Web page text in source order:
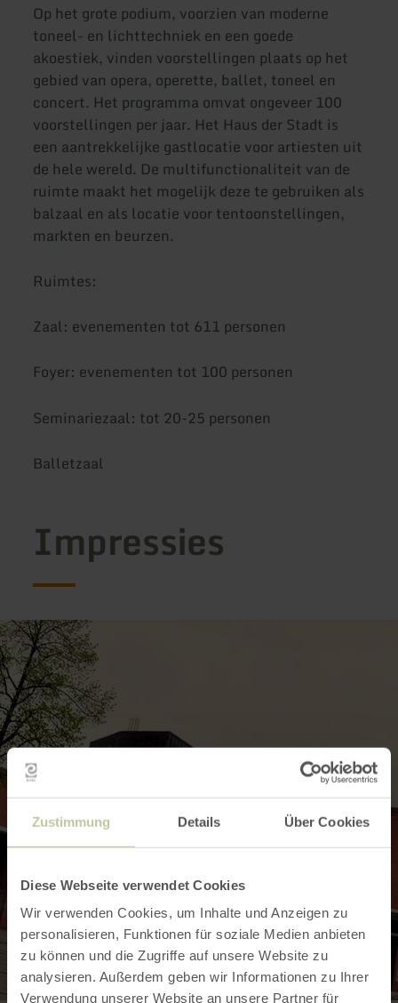
Zustimmung Details Über Cookies
Diese Webseite verwendet Cookies
Wir verwenden Cookies, um Inhalte und Anzeigen zu
personalisieren, Funktionen für soziale Medien anbieten
zu können und die Zugriffe auf unsere Website zu
analysieren. Außerdem geben wir Informationen zu Ihrer
Verwendung unserer Website an unsere Partner für
Op het grote podium, voorzien van moderne
toneel- en lichttechniek en een goede
akoestiek, vinden voorstellingen plaats op het
gebied van opera, operette, ballet, toneel en
concert. Het programma omvat ongeveer 100
voorstellingen per jaar. Het Haus der Stadt is
een aantrekkelijke gastlocatie voor artiesten uit
de hele wereld. De multifunctionaliteit van de
ruimte maakt het mogelijk deze te gebruiken als
balzaal en als locatie voor tentoonstellingen,
markten en beurzen.
Ruimtes:
Zaal: evenementen tot 611 personen
Foyer: evenementen tot 100 personen
Seminariezaal: tot 20-25 personen
Balletzaal
Impressies